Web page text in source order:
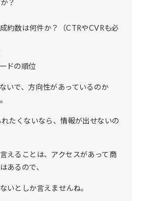
？
約数は何件か？（CTRやCVRも必
ドの順位
いで、方向性があっているのか
たくないなら、情報が出せないの
えることは、アクセスがあって商
あるので、
いとしか言えませんね。